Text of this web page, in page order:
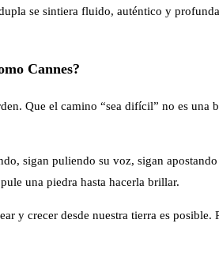
se sintiera fluido, auténtico y
Cannes?
Que el camino “sea difícil” no es una
sigan puliendo su voz, sigan
una piedra hasta hacerla brillar.
y crecer desde nuestra tierra es posible.